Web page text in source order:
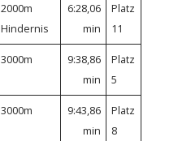
2000m
Hindernis
6:28,06
min
Platz
11
3000m
9:38,86
min
Platz
5
3000m
9:43,86
min
Platz
8